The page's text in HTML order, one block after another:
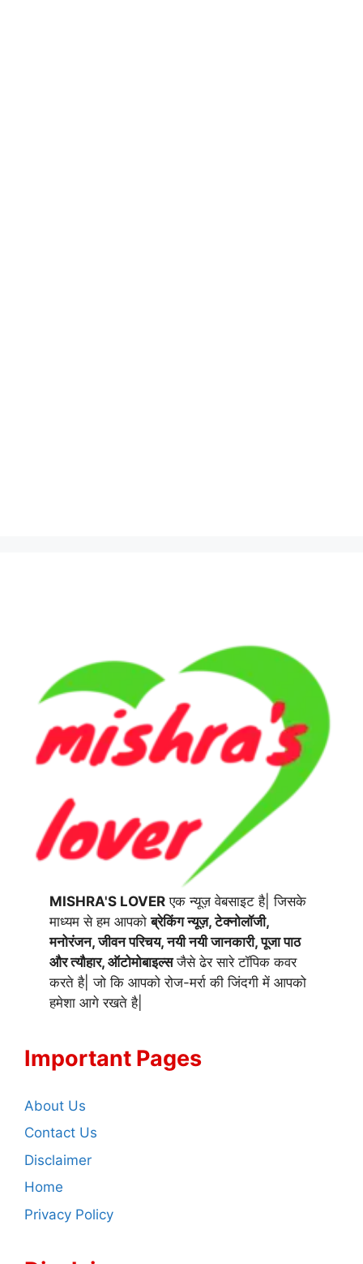
MISHRA'S LOVER एक न्यूज़ वेबसाइट है| जिसके
माध्यम से हम आपकोब्रेकिंग न्यूज़, टेक्नोलॉजी,
मनोरंजन, जीवन परिचय, नयी नयी जानकारी, पूजा पाठ
और त्यौहार, ऑटोमोबाइल्सजैसे ढेर सारे टॉपिक कवर
करते है| जो कि आपको रोज-मर्रा की जिंदगी में आपको
हमेशा आगे रखते है|
Important Pages
About Us
Contact Us
Disclaimer
Home
Privacy Policy